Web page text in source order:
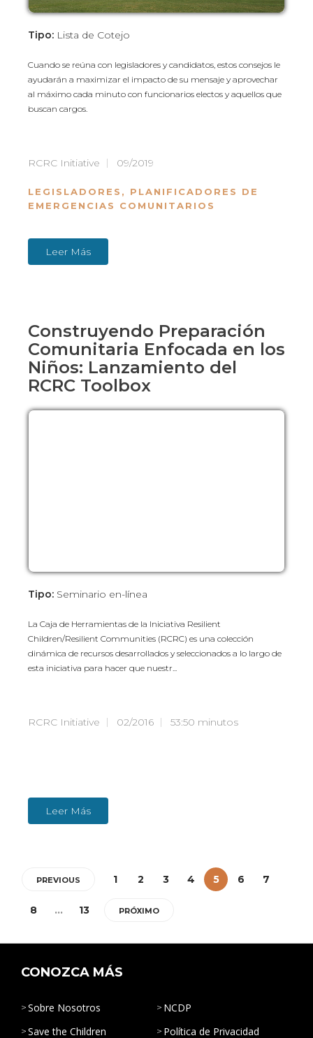
Tipo: Lista de Cotejo
Cuando se reúna con legisladores y candidatos, estos consejos le
ayudarán a maximizar el impacto de su mensaje y aprovechar
al máximo cada minuto con funcionarios electos y aquellos que
buscan cargos.
RCRC Initiative 09/2019
LEGISLADORES , PLANIFICADORES DE
EMERGENCIAS COMUNITARIOS
Leer Más
Construyendo Preparación
Comunitaria Enfocada en los
Niños: Lanzamiento del
RCRC Toolbox
Tipo: Seminario en-línea
La Caja de Herramientas de la Iniciativa Resilient
Children/Resilient Communities (RCRC) es una colección
dinámica de recursos desarrollados y seleccionados a lo largo de
esta iniciativa para hacer que nuestr...
RCRC Initiative 02/2016 53:50 minutos
Leer Más
PREVIOUS 1 2 3 4 5 6 7
8 … 13 PRÓXIMO
CONOZCA MÁS
Sobre Nosotros
NCDP
Save the Children
Política de Privacidad